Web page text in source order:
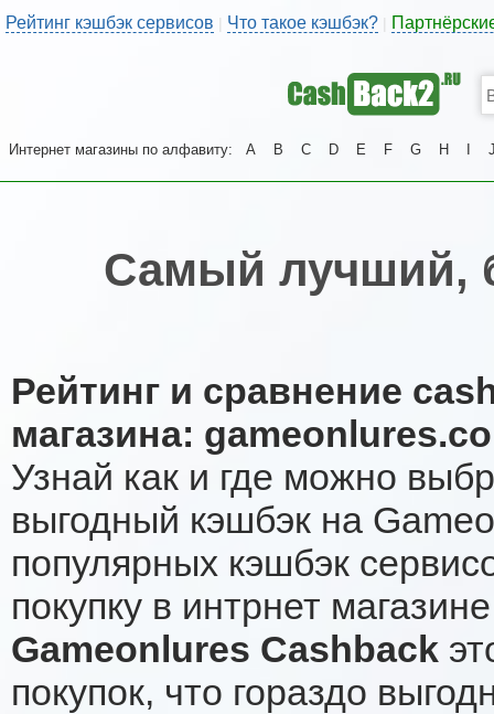
Рейтинг кэшбэк сервисов | Что такое кэшбэк?
Интернет магазины по алфавиту: A B C D E F G H
Самый лучший,
Рейтинг и сравнение
магазина:
Узнай как и где можно
выгодный кэшбэк на
популярных кэшбэк
покупку в интрнет
Gameonlures Cashback
покупок, что гораздо